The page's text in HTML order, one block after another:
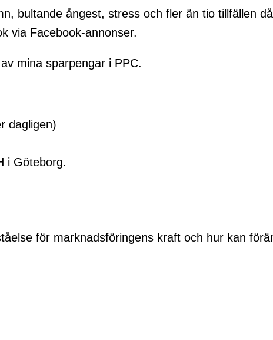
bultande ångest, stress och fler än tio tillfällen
via Facebook-annonser.
mina sparpengar i PPC.
dagligen)
i Göteborg.
för marknadsföringens kraft och hur kan